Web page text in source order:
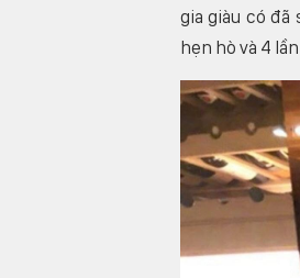
gia giàu có đã
hẹn hò và 4